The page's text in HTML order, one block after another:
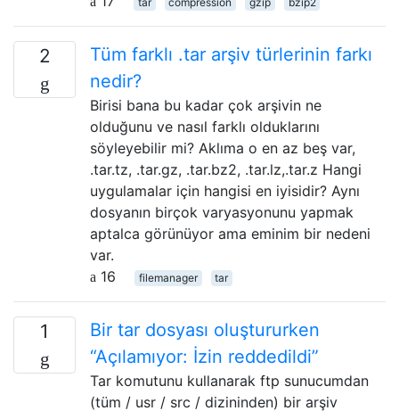
2
Tüm farklı .tar arşiv türlerinin farkı
nedir?
Birisi bana bu kadar çok arşivin ne
olduğunu ve nasıl farklı olduklarını
söyleyebilir mi? Aklıma o en az beş var,
.tar.tz, .tar.gz, .tar.bz2, .tar.lz,.tar.z Hangi
uygulamalar için hangisi en iyisidir? Aynı
dosyanın birçok varyasyonunu yapmak
aptalca görünüyor ama eminim bir nedeni
var.
16
filemanager tar
1
Bir tar dosyası oluştururken
“Açılamıyor: İzin reddedildi”
Tar komutunu kullanarak ftp sunucumdan
(tüm / usr / src / dizininden) bir arşiv